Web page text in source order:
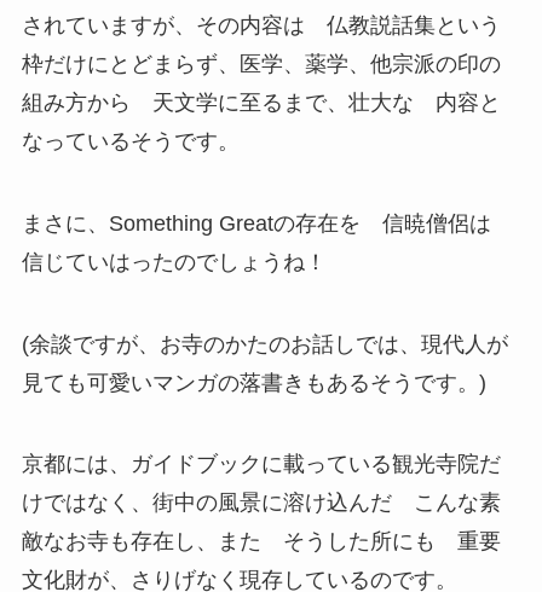
されていますが、その内容は 仏教説話集という
枠だけにとどまらず、医学、薬学、他宗派の印の
組み方から 天文学に至るまで、壮大な 内容と
なっているそうです。
まさに、Something Greatの存在を 信暁僧侶は
信じていはったのでしょうね！
(余談ですが、お寺のかたのお話しでは、現代人が
見ても可愛いマンガの落書きもあるそうです。)
京都には、ガイドブックに載っている観光寺院だ
けではなく、街中の風景に溶け込んだ こんな素
敵なお寺も存在し、また そうした所にも 重要
文化財が、さりげなく現存しているのです。